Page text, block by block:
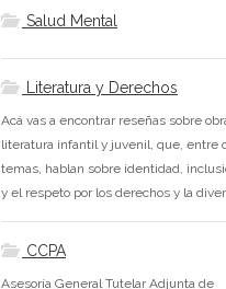
Salud Mental
Literatura y Derechos
Acá vas a encontrar reseñas sobre
literatura infantil y juvenil, que, entre
temas, hablan sobre identidad,
y el respeto por los derechos y la
CCPA
Asesoría General Tutelar Adjunta de